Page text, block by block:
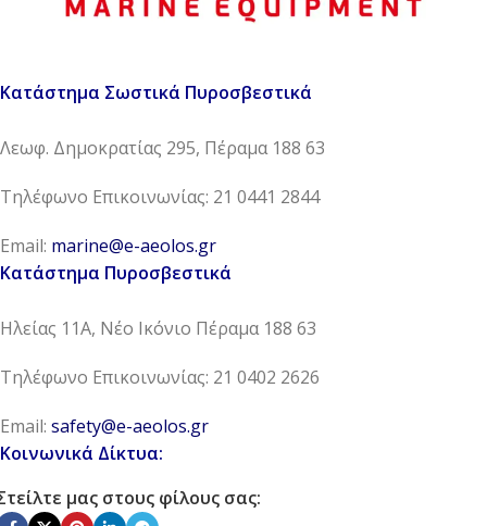
Κατάστημα Σωστικά Πυροσβεστικά
Λεωφ. Δημοκρατίας 295, Πέραμα 188 63
Τηλέφωνο Επικοινωνίας: 21 0441 2844
Email: marine@e-aeolos.gr
Κατάστημα Πυροσβεστικά
Ηλείας 11Α, Νέο Ικόνιο Πέραμα 188 63
Τηλέφωνο Επικοινωνίας: 21 0402 2626
Email: safety@e-aeolos.gr
Κοινωνικά Δίκτυα:
μας στους φίλους σας: